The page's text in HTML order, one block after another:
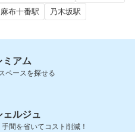
麻布十番駅 乃木坂駅
ミアム
ペースを探せる
ェルジュ
間を省いてコスト削減！